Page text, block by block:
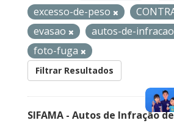
excesso-de-peso
evasao
autos-de-infracao
foto-fuga
Filtrar Resultados
SIFAMA - Autos de Infração